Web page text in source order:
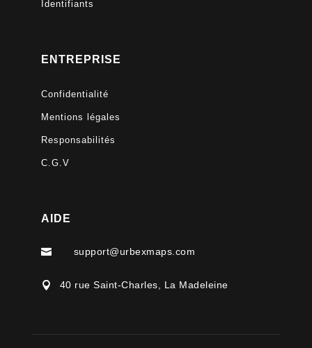
Identifiants
ENTREPRISE
Confidentialité
Mentions légales
Responsabilités
C.G.V
AIDE
 support@urbexmaps.com
 40 rue Saint-Charles, La Madeleine